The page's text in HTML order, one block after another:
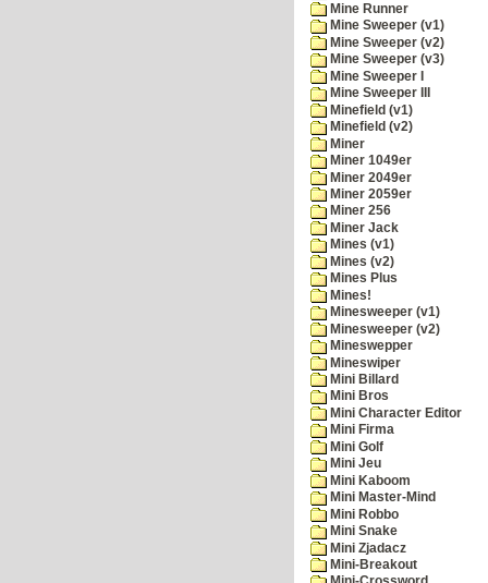
Mine Runner
Mine Sweeper (v1)
Mine Sweeper (v2)
Mine Sweeper (v3)
Mine Sweeper I
Mine Sweeper III
Minefield (v1)
Minefield (v2)
Miner
Miner 1049er
Miner 2049er
Miner 2059er
Miner 256
Miner Jack
Mines (v1)
Mines (v2)
Mines Plus
Mines!
Minesweeper (v1)
Minesweeper (v2)
Mineswepper
Mineswiper
Mini Billard
Mini Bros
Mini Character Editor
Mini Firma
Mini Golf
Mini Jeu
Mini Kaboom
Mini Master-Mind
Mini Robbo
Mini Snake
Mini Zjadacz
Mini-Breakout